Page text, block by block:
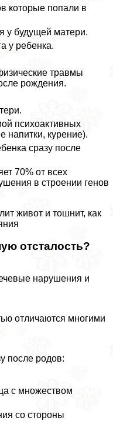
которые попали в
у будущей матери.
у ребенка.
травмы
рождения.
психоактивных
напитки, курение).
сразу после
70% от всех
в строении генов
живот и тошнит, как
отсталость?
нарушения и
отличаются многими
после родов:
с множеством
со стороны